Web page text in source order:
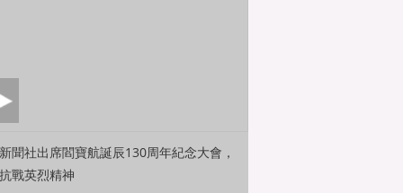
聞社出席閻寶航誕辰130周年紀念大會，
戰英烈精神